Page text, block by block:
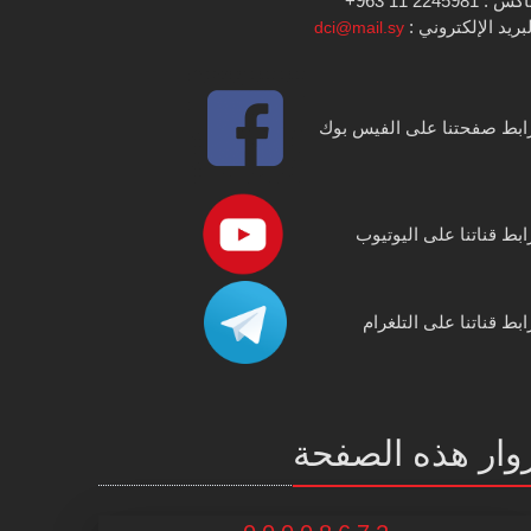
الإلكتروني : dci@mail.sy
صفحتنا على الفيس بوك
قناتنا على اليوتيوب
قناتنا على التلغرام
هذه الصفحة